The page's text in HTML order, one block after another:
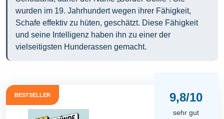
wurden im 19. Jahrhundert wegen ihrer Fähigkeit,
Schafe effektiv zu hüten, geschätzt. Diese Fähigkeit
und seine Intelligenz haben ihn zu einer der
vielseitigsten Hunderassen gemacht.
BESTSELLER 9,8/10
sehr gut